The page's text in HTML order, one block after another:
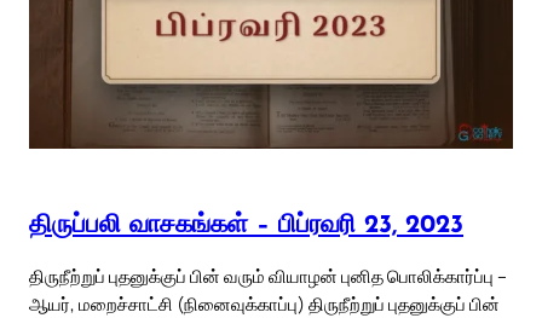
திருப்பலி வாசகங்கள் – பிப்ரவரி 23, 2023
திருநீற்றுப் புதனுக்குப் பின் வரும் வியாழன் புனித பொலிக்கார்ப்பு –
ஆயர், மறைச்சாட்சி (நினைவுக்காப்பு) திருநீற்றுப் புதனுக்குப் பின்